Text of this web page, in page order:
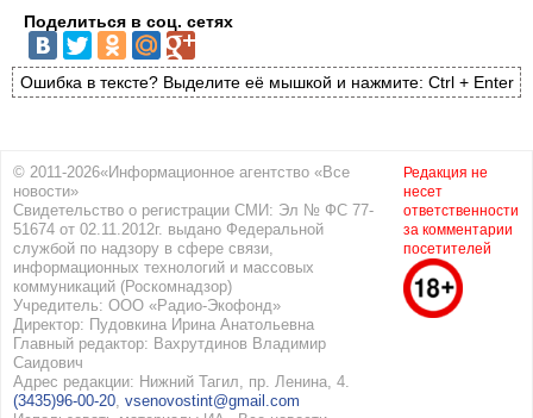
Поделиться в соц. сетях
Ошибка в тексте? Выделите её мышкой и нажмите: Ctrl + Enter
© 2011-2026«Информационное агентство «Все
новости»
Свидетельство о регистрации СМИ: Эл № ФС 77-
51674 от 02.11.2012г. выдано Федеральной
службой по надзору в сфере связи,
информационных технологий и массовых
коммуникаций (Роскомнадзор)
Учредитель: ООО «Радио-Экофонд»
Директор: Пудовкина Ирина Анатольевна
Главный редактор: Вахрутдинов Владимир
Саидович
Адрес редакции: Нижний Тагил, пр. Ленина, 4.
(3435)96-00-20 vsenovostint@gmail.com
Редакция не
несет
ответственности
за комментарии
посетителей